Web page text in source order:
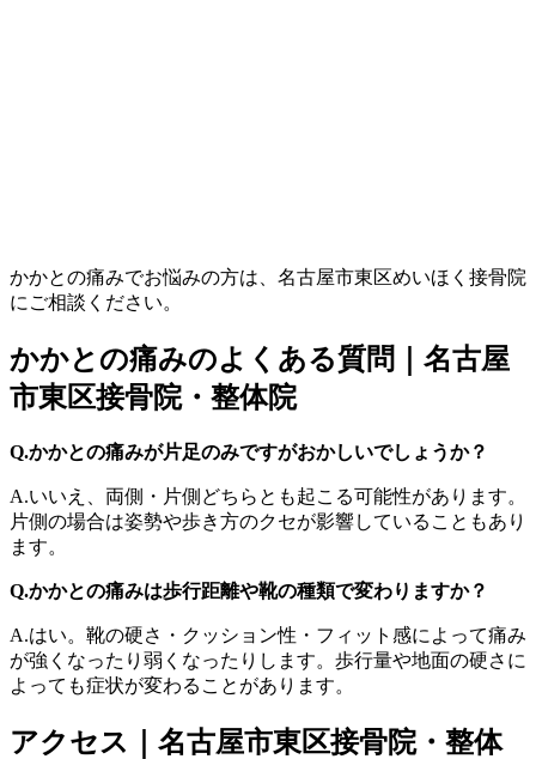
かかとの痛みでお悩みの方は、名古屋市東区めいほく接骨院
にご相談ください。
かかとの痛みのよくある質問｜名古屋
市東区接骨院・整体院
Q.かかとの痛みが片足のみですがおかしいでしょうか？
A.いいえ、両側・片側どちらとも起こる可能性があります。
片側の場合は姿勢や歩き方のクセが影響していることもあり
ます。
Q.かかとの痛みは歩行距離や靴の種類で変わりますか？
A.はい。靴の硬さ・クッション性・フィット感によって痛み
が強くなったり弱くなったりします。歩行量や地面の硬さに
よっても症状が変わることがあります。
アクセス｜名古屋市東区接骨院・整体